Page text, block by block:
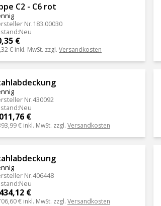
C2 - C6 rot
Nr.183.00030
:Neu
€
€ inkl. MwSt. zzgl. Versandkosten
Nr.430092
:Neu
€
€ inkl. MwSt. zzgl. Versandkosten
Nr.406448
:Neu
€
€ inkl. MwSt. zzgl. Versandkosten